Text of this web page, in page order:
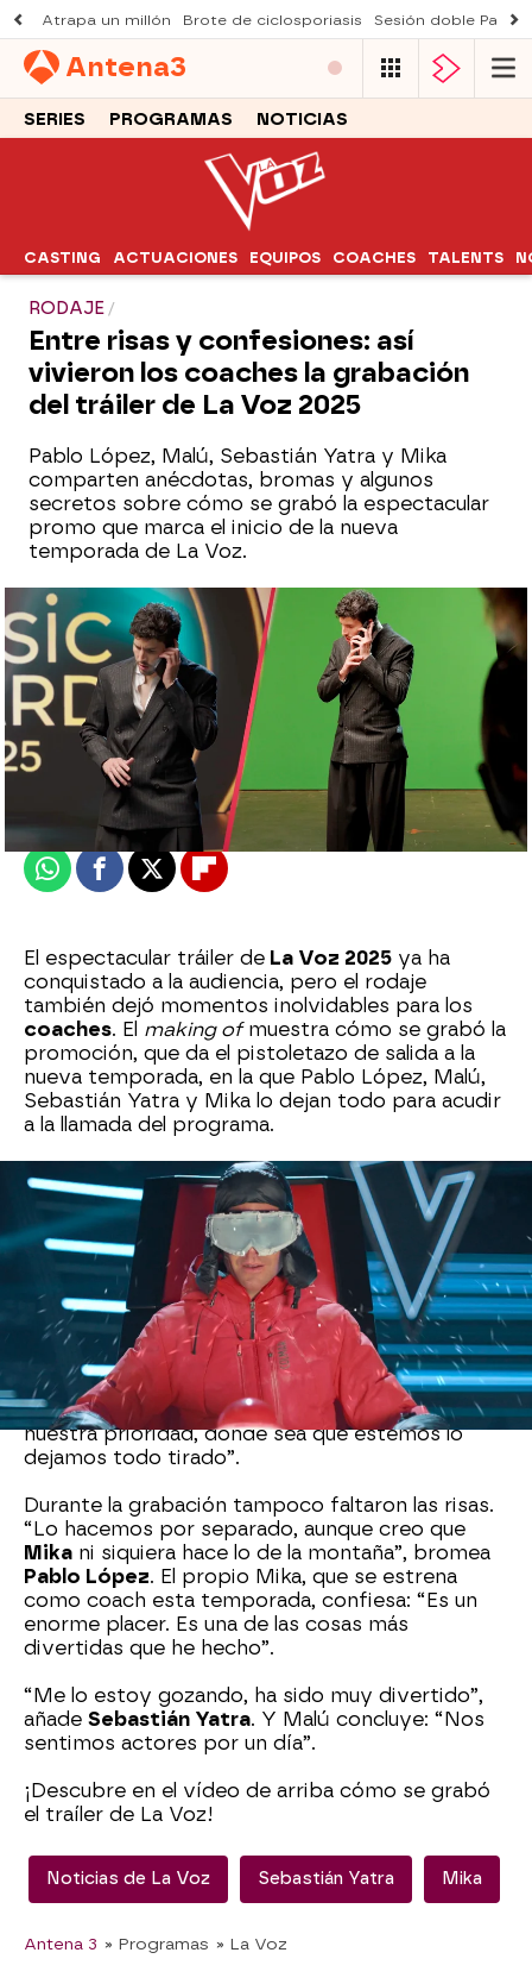
Atrapa un millón Brote de ciclosporiasis Sesión doble
Antena3
SERIES PROGRAMAS NOTICIAS
CASTING ACTUACIONES EQUIPOS COACHES TALENTS
RODAJE
Entre risas y confesiones: así
vivieron los coaches la grabación
del tráiler de La Voz 2025
Pablo López, Malú, Sebastián Yatra y Mika
comparten anécdotas, bromas y algunos
secretos sobre cómo se grabó la espectacular
promo que marca el inicio de la nueva
temporada de La Voz.
Celia Gil |
Guillermo Espeso
Publicado:26 de agosto de 2025, 16:11
WhatsappFacebook
X Flipboard
El espectacular tráiler de La Voz 2025 ya ha
conquistado a la audiencia, pero el rodaje
también dejó momentos inolvidables para los
coaches. El making ofmuestra cómo se grabó la
promoción, que da el pistoletazo de salida a la
nueva temporada, en la que Pablo López, Malú,
Sebastián Yatra y Mika lo dejan todo para acudir
a la llamada del programa.
Eva González
resume la idea central: “Hay una
llamada muy importante. Cada uno está en una
punta del mundo y reúno al equipo para empezar
una nueva temporada”.
Los coaches nos cuentan más detalles: “Es un
poco como la vida misma”, aseguraMalú; “Nos
llaman porque tenemos que acudir a La Voz de
una manera urgente”, apunta Pablo López;
mientras que Yatra lo tiene claro: “La Voz es
nuestra prioridad, donde sea que estemos lo
dejamos todo tirado”.
Durante la grabación tampoco faltaron las risas.
“Lo hacemos por separado, aunque creo que
Mika ni siquiera hace lo de la montaña”, bromea
Pablo López. El propio Mika, que se estrena
como coach esta temporada, confiesa: “Es un
enorme placer. Es una de las cosas más
divertidas que he hecho”.
“Me lo estoy gozando, ha sido muy divertido”,
añade Sebastián Yatra. Y Malú concluye: “Nos
sentimos actores por un día”.
¡Descubre en el vídeo de arriba cómo se grabó
el traíler de La Voz!
Noticias de La Voz Sebastián Yatra Mika
Antena 3 » Programas » La Voz